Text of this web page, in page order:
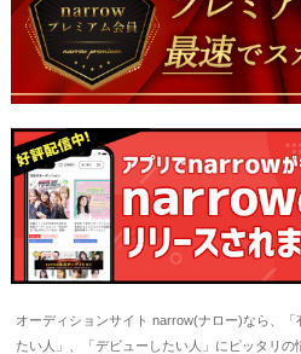
オーディションサイト narrow(ナロー)なら、
たい人」、「デビューしたい人」にピッタリの